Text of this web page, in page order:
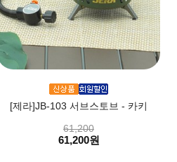
[제라]JB-103 서브스토브 - 카키
61,200
61,200원